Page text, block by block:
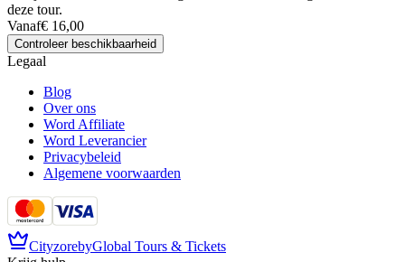
deze tour.
Vanaf€ 16,00
Controleer beschikbaarheid
Legaal
Blog
Over ons
Word Affiliate
Word Leverancier
Privacybeleid
Algemene voorwaarden
CityzorebyGlobal Tours & Tickets